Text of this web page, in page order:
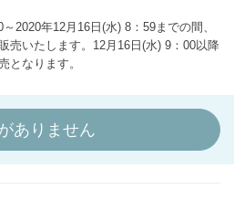
2020年12月16日(水) 8：59までの間、
売いたします。12月16日(水) 9：00以降
となります。
ありません